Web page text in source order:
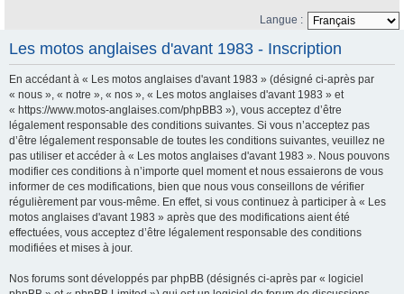
Langue :
Les motos anglaises d'avant 1983 - Inscription
En accédant à « Les motos anglaises d'avant 1983 » (désigné ci-après par
« nous », « notre », « nos », « Les motos anglaises d'avant 1983 » et
« https://www.motos-anglaises.com/phpBB3 »), vous acceptez d’être
légalement responsable des conditions suivantes. Si vous n’acceptez pas
d’être légalement responsable de toutes les conditions suivantes, veuillez ne
pas utiliser et accéder à « Les motos anglaises d'avant 1983 ». Nous pouvons
modifier ces conditions à n’importe quel moment et nous essaierons de vous
informer de ces modifications, bien que nous vous conseillons de vérifier
régulièrement par vous-même. En effet, si vous continuez à participer à « Les
motos anglaises d'avant 1983 » après que des modifications aient été
effectuées, vous acceptez d’être légalement responsable des conditions
modifiées et mises à jour.
Nos forums sont développés par phpBB (désignés ci-après par « logiciel